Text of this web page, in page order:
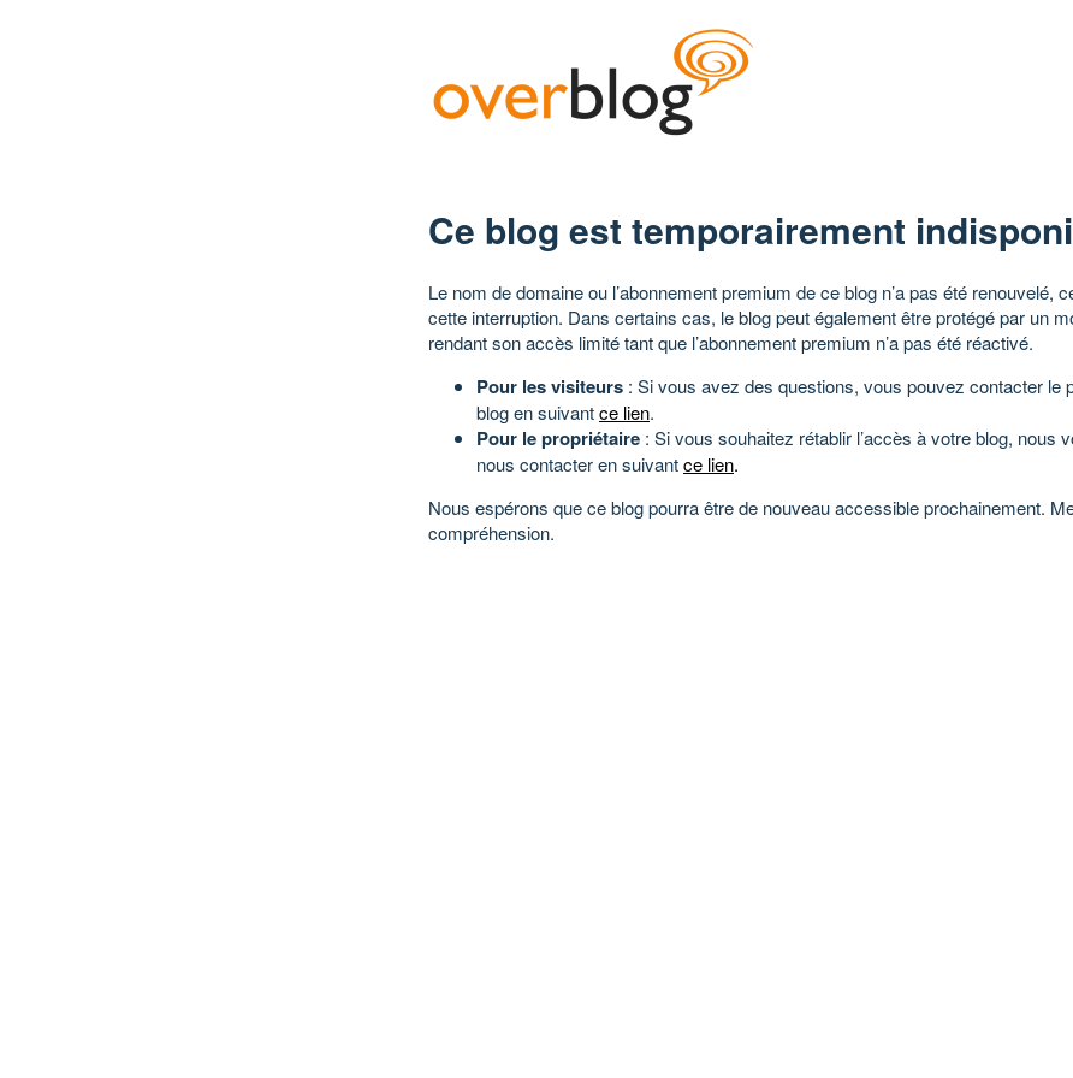
Ce blog est temporairement
Le nom de domaine ou l’abonnement premium de ce blog n’a pas été renouvelé,
cette interruption. Dans certains cas, le blog peut également être protégé par un
rendant son accès limité tant que l’abonnement premium n’a pas été réactivé.
Pour les visiteurs : Si vous avez des questions, vous pouvez contacter le
blog en suivantce lien.
Pour le propriétaire : Si vous souhaitez rétablir l’accès à votre blog, nous
nous contacter en suivantce lien.
Nous espérons que ce blog pourra être de nouveau accessible prochainement.
compréhension.